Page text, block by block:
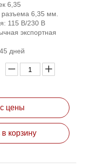
6,35
6,35 мм.
115 В/230 В
экспортная
дней
цены
корзину